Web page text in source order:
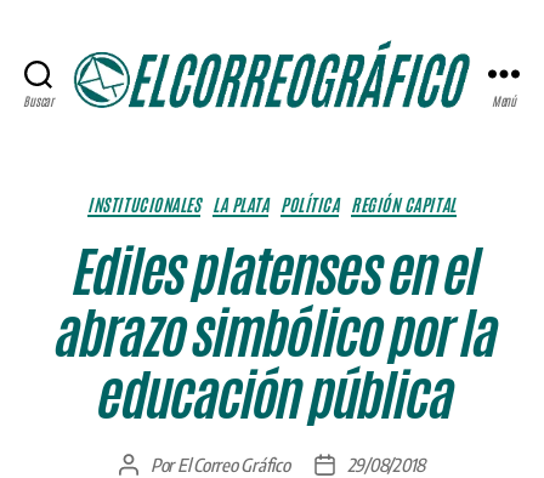
Buscar Menú
Categorías
INSTITUCIONALES LA PLATA POLÍTICA REGIÓN CAPITAL
Ediles platenses en el
abrazo simbólico por la
educación pública
AutorPorEl Correo Gráfico
Fecha29/08/2018